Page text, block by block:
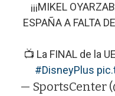
¡¡¡MIKEL
ESPAÑA A FALTA
📺 La FINAL de la
#DisneyPlus
— SportsCenter